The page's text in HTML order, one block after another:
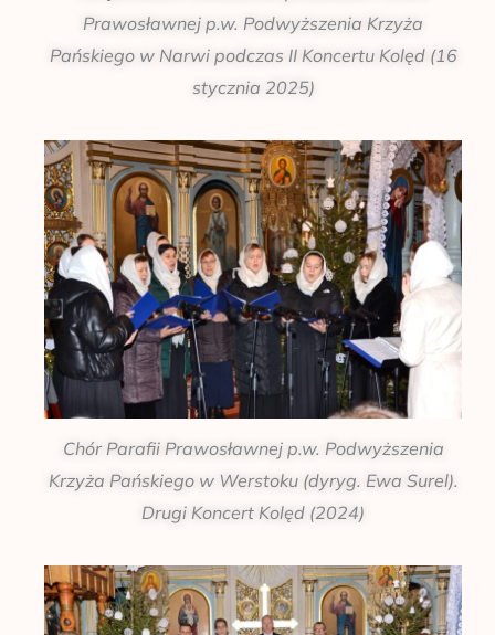
Prawosławnej p.w. Podwyższenia Krzyża
Pańskiego w Narwi podczas II Koncertu Kolęd (16
stycznia 2025)
Chór Parafii Prawosławnej p.w. Podwyższenia
Krzyża Pańskiego w Werstoku (dyryg. Ewa Surel).
Drugi Koncert Kolęd (2024)